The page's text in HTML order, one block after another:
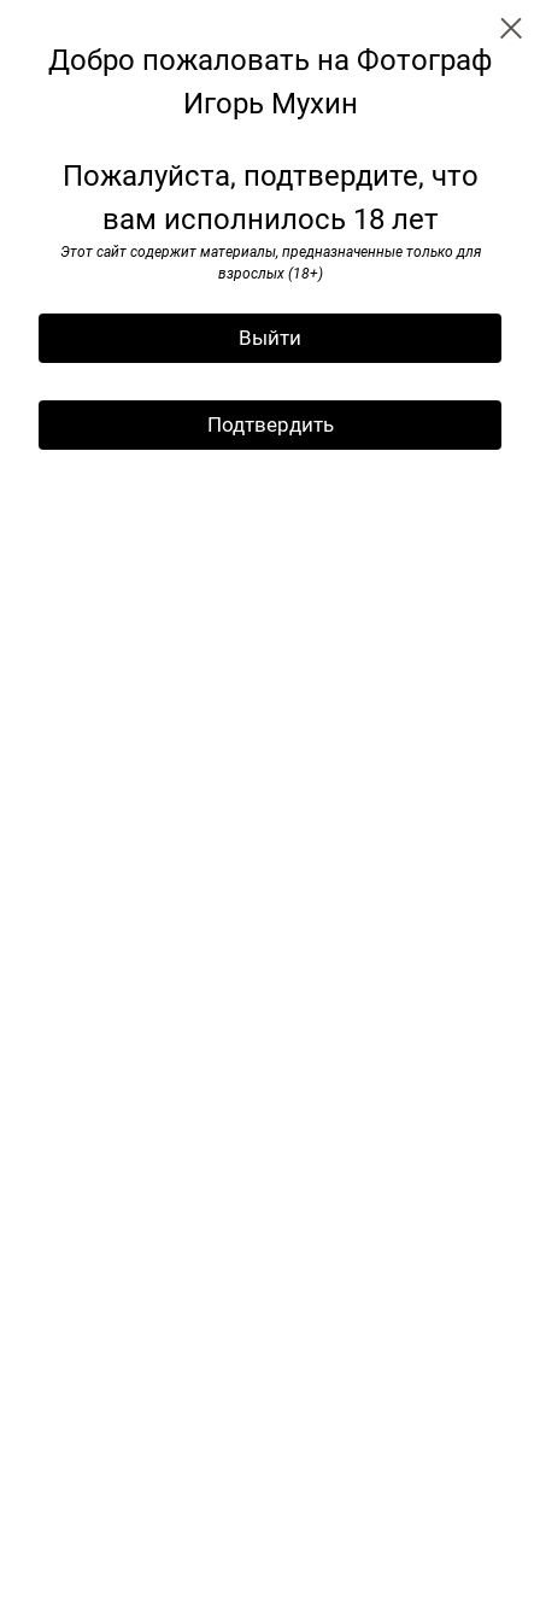
Добро пожаловать на Фотограф
Игорь Мухин
Пожалуйста, подтвердите, что
вам исполнилось 18 лет
Этот сайт содержит материалы, предназначенные только для
взрослых (18+)
Выйти
Подтвердить
Париж. Конец века. 1999